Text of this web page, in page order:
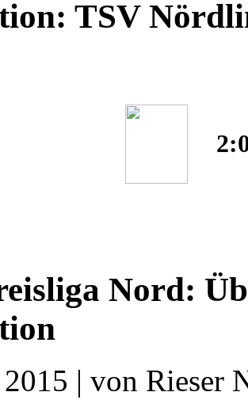
TSV
Nord:
| von Rieser